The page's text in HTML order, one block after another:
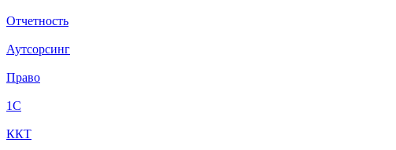
Отчетность
Аутсорсинг
Право
1С
ККТ